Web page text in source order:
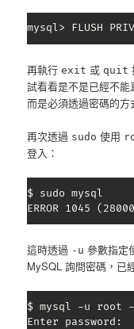
mysql> FLUSH
再執行exit 或 quit
試看看是不是已經不能
而是必須透過密碼的方
再次透過 sudo 使用
登入：
$ sudo mysql
ERROR 1045
這時透過 -u 參數指定
MySQL 詢問密碼，已
$ mysql -u root
Enter password: